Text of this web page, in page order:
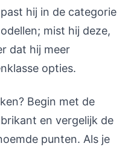
hij in de categorie
mist hij deze,
dat hij meer
opties.
Begin met de
en vergelijk de
punten. Als je